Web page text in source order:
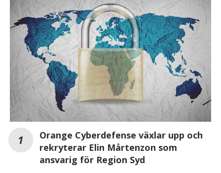
Orange Cyberdefense växlar upp och
rekryterar Elin Mårtenzon som
ansvarig för Region Syd